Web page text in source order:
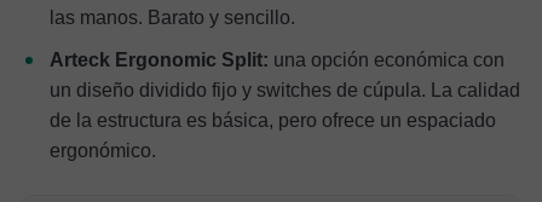
las manos. Barato y sencillo.
Arteck Ergonomic Split: una opción económica con
un diseño dividido fijo y switches de cúpula. La calidad
de la estructura es básica, pero ofrece un espaciado
ergonómico.